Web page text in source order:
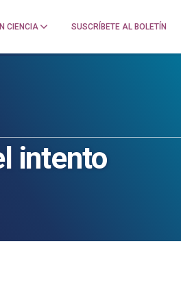
CIENCIA SUSCRÍBETE AL BOLETÍN
intento